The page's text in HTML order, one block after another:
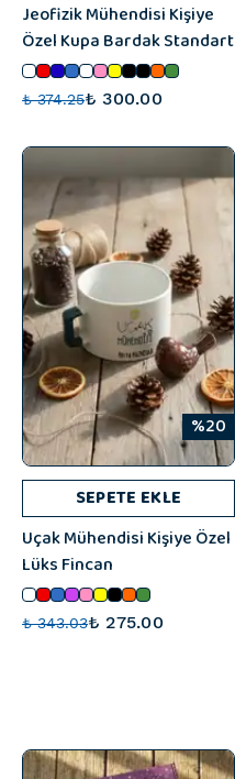
Jeofizik Mühendisi Kişiye
Özel Kupa Bardak Standart
₺ 374.25₺ 300.00
%20
SEPETE EKLE
Uçak Mühendisi Kişiye Özel
Lüks Fincan
₺ 343.03₺ 275.00